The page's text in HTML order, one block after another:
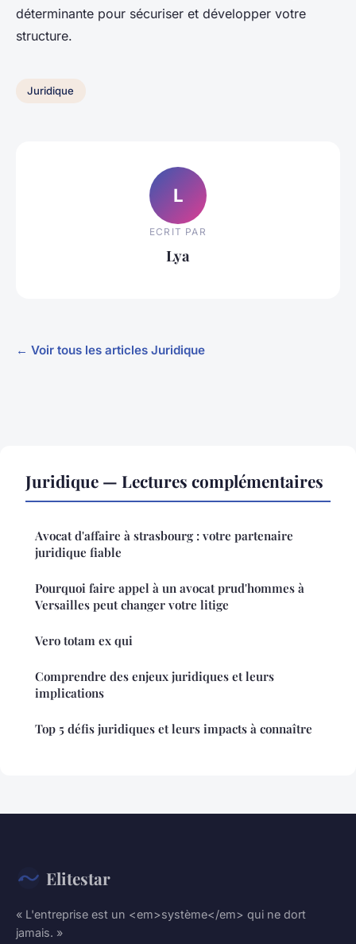
déterminante pour sécuriser et développer votre
structure.
Juridique
L
ECRIT PAR
Lya
← Voir tous les articles Juridique
Juridique — Lectures complémentaires
Avocat d'affaire à strasbourg : votre partenaire
juridique fiable
Pourquoi faire appel à un avocat prud'hommes à
Versailles peut changer votre litige
Vero totam ex qui
Comprendre des enjeux juridiques et leurs
implications
Top 5 défis juridiques et leurs impacts à connaître
Elitestar
« L'entreprise est un <em>système</em> qui ne dort
jamais. »